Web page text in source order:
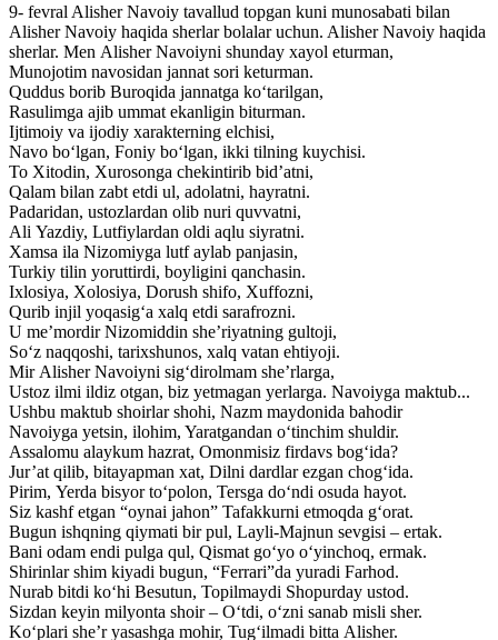
9- fevral Alisher Navoiy tavallud topgan kuni munosabati bilan
Alisher Navoiy haqida sherlar bolalar uchun. Alisher Navoiy haqida
sherlar. Men Alisher Navoiyni shunday xayol eturman,
Munojotim navosidan jannat sori keturman.
Quddus borib Buroqida jannatga ko‘tarilgan,
Rasulimga ajib ummat ekanligin biturman.
Ijtimoiy va ijodiy xarakterning elchisi,
Navo bo‘lgan, Foniy bo‘lgan, ikki tilning kuychisi.
To Xitodin, Xurosonga chekintirib bid’atni,
Qalam bilan zabt etdi ul, adolatni, hayratni.
Padaridan, ustozlardan olib nuri quvvatni,
Ali Yazdiy, Lutfiylardan oldi aqlu siyratni.
Xamsa ila Nizomiyga lutf aylab panjasin,
Turkiy tilin yoruttirdi, boyligini qanchasin.
Ixlosiya, Xolosiya, Dorush shifo, Xuffozni,
Qurib injil yoqasig‘a xalq etdi sarafrozni.
U me’mordir Nizomiddin she’riyatning gultoji,
So‘z naqqoshi, tarixshunos, xalq vatan ehtiyoji.
Mir Alisher Navoiyni sig‘dirolmam she’rlarga,
Ustoz ilmi ildiz otgan, biz yetmagan yerlarga. Navoiyga maktub...
Ushbu maktub shoirlar shohi, Nazm maydonida bahodir
Navoiyga yetsin, ilohim, Yaratgandan o‘tinchim shuldir.
Assalomu alaykum hazrat, Omonmisiz firdavs bog‘ida?
Jur’at qilib, bitayapman xat, Dilni dardlar ezgan chog‘ida.
Pirim, Yerda bisyor to‘polon, Tersga do‘ndi osuda hayot.
Siz kashf etgan “oynai jahon” Tafakkurni etmoqda g‘orat.
Bugun ishqning qiymati bir pul, Layli-Majnun sevgisi – ertak.
Bani odam endi pulga qul, Qismat go‘yo o‘yinchoq, ermak.
Shirinlar shim kiyadi bugun, “Ferrari”da yuradi Farhod.
Nurab bitdi ko‘hi Besutun, Topilmaydi Shopurday ustod.
Sizdan keyin milyonta shoir – O‘tdi, o‘zni sanab misli sher.
Ko‘plari she’r yasashga mohir, Tug‘ilmadi bitta Alisher.